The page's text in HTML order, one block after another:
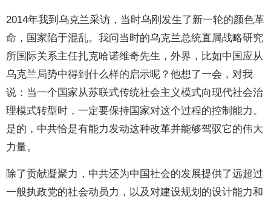
2014年我到乌克兰采访，当时乌刚发生了新一轮的颜色革
命，国家陷于混乱。我问当时的乌克兰总统直属战略研究
所国际关系主任扎克哈诺维奇先生，外界，比如中国应从
乌克兰局势中得到什么样的启示呢？他想了一会，对我
说：当一个国家从苏联式传统社会主义模式向现代社会治
理模式转型时，一定要保持国家对这个过程的控制能力。
是的，中共恰是有能力发动这种改革并能够驾驭它的伟大
力量。
除了贡献凝聚力，中共还为中国社会的发展提供了远超过
一般执政党的社会动员力，以及对建设规划的设计能力和